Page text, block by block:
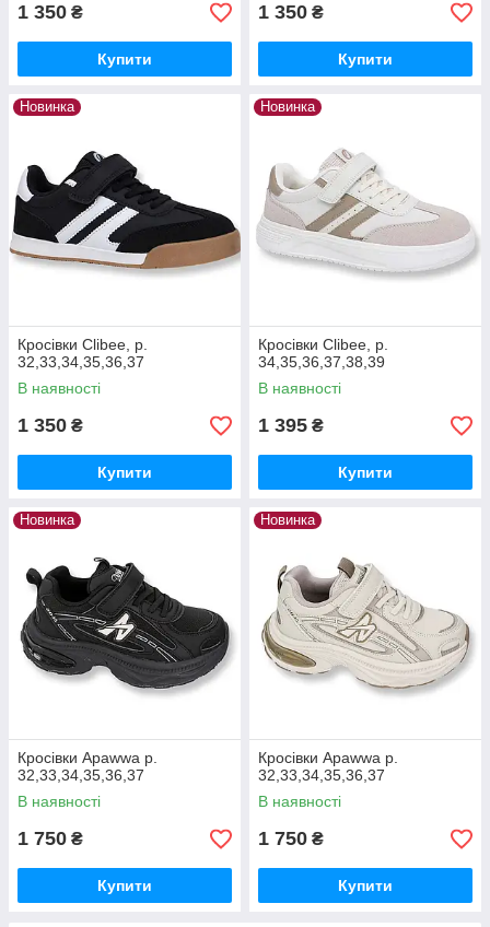
1 350 ₴
Купити
1 350 ₴
Купити
Новинка
Кросівки Clibee, р.
32,33,34,35,36,37
В наявності
1 350 ₴
Купити
Новинка
Кросівки Clibee, р.
34,35,36,37,38,39
В наявності
1 395 ₴
Купити
Новинка
Кросівки Apawwa р.
32,33,34,35,36,37
В наявності
1 750 ₴
Купити
Новинка
Кросівки Apawwa р.
32,33,34,35,36,37
В наявності
1 750 ₴
Купити